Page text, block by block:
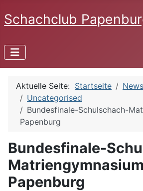
Schachclub
Aktuelle Seite: Startseite
News
Uncategorised
Bundesfinale-Schulschach-
Papenburg
Bundesfinale-
Matriengymnasium
Papenburg